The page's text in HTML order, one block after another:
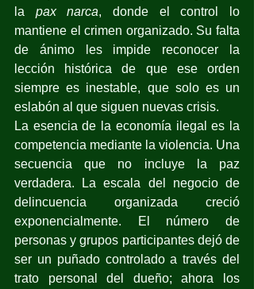
la pax narca, donde el control lo
mantiene el crimen organizado. Su falta
de ánimo les impide reconocer la
lección histórica de que ese orden
siempre es inestable, que solo es un
eslabón al que siguen nuevas crisis.
La esencia de la economía ilegal es la
competencia mediante la violencia. Una
secuencia que no incluye la paz
verdadera. La escala del negocio de
delincuencia organizada creció
exponencialmente. El número de
personas y grupos participantes dejó de
ser un puñado controlado a través del
trato personal del dueño; ahora los